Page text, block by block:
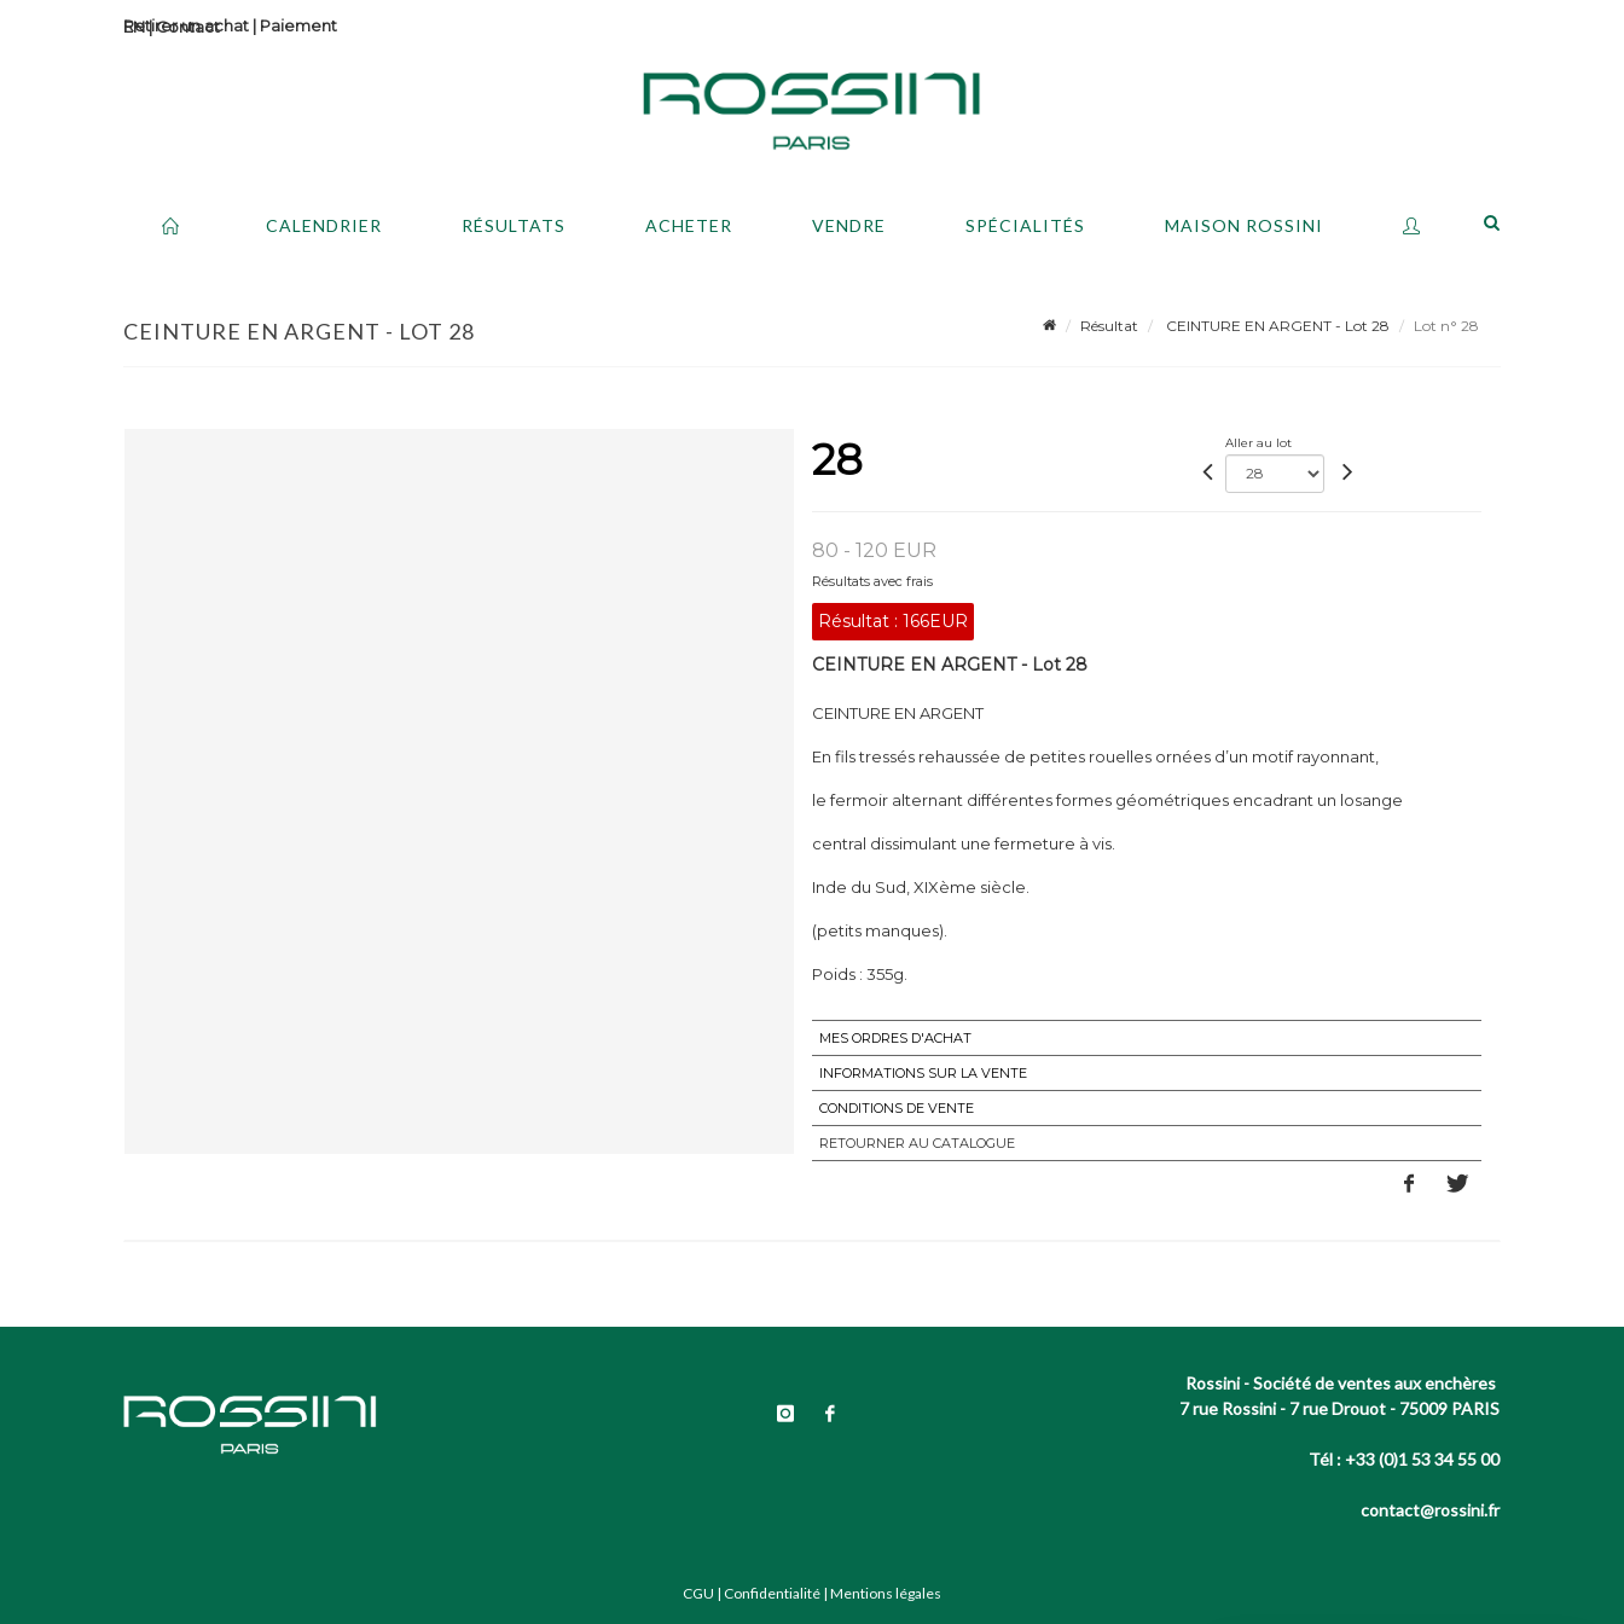
Contact
Retirer un achat | Paiement
CALENDRIER RÉSULTATS ACHETER VENDRE SPÉCIALITÉS MAISON ROSSINI
CEINTURE EN ARGENT - LOT 28 Résultat CEINTURE EN ARGENT - Lot 28 Lot n° 28
28 Aller au lot
80 - 120 EUR
Résultats avec frais
Résultat : 166EUR
CEINTURE EN ARGENT - Lot 28
CEINTURE EN ARGENT
En fils tressés rehaussée de petites rouelles ornées d’un motif rayonnant,
le fermoir alternant différentes formes géométriques encadrant un losange
central dissimulant une fermeture à vis.
Inde du Sud, XIXème siècle.
(petits manques).
Poids : 355g.
MES ORDRES D'ACHAT
INFORMATIONS SUR LA VENTE
CONDITIONS DE VENTE
RETOURNER AU CATALOGUE
Rossini - Société de ventes aux enchères
7 rue Rossini - 7 rue Drouot - 75009 PARIS
Tél : +33 (0)1 53 34 55 00
contact@rossini.fr
CGU | Confidentialité | Mentions légales